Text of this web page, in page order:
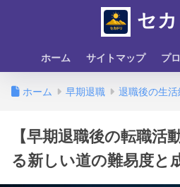
セ
ホーム サイトマップ プ
ホーム 早期退職 退職後の生活
【早期退職後の転職活
る新しい道の難易度と